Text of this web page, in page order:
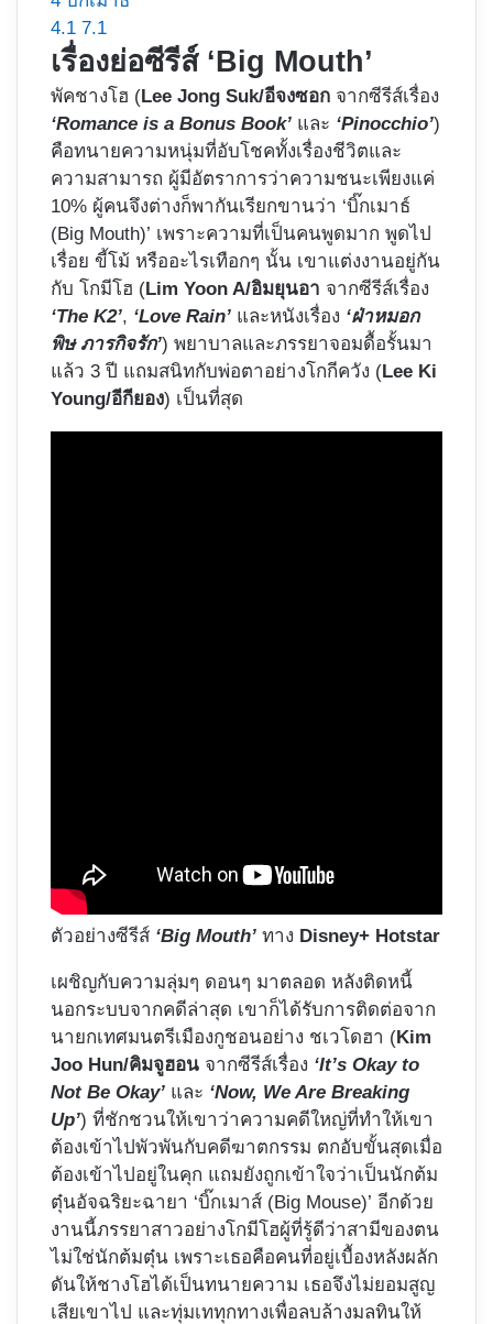
4.1 7.1
เรื่องย่อซีรีส์ ‘Big Mouth’
พัคชางโฮ (Lee Jong Suk/อีจงซอก จากซีรีส์เรื่อง
‘Romance is a Bonus Book’ และ ‘Pinocchio’)
คือทนายความหนุ่มที่อับโชคทั้งเรื่องชีวิตและ
ความสามารถ ผู้มีอัตราการว่าความชนะเพียงแค่
10% ผู้คนจึงต่างก็พากันเรียกขานว่า ‘บิ๊กเมาธ์
(Big Mouth)’ เพราะความที่เป็นคนพูดมาก พูดไป
เรื่อย ขี้โม้ หรืออะไรเทือกๆ นั้น เขาแต่งงานอยู่กัน
กับ โกมีโฮ (Lim Yoon A/อิมยุนอา จากซีรีส์เรื่อง
‘The K2’, ‘Love Rain’ และหนังเรื่อง ‘ฝ่าหมอก
พิษ ภารกิจรัก’) พยาบาลและภรรยาจอมดื้อรั้นมา
แล้ว 3 ปี แถมสนิทกับพ่อตาอย่างโกกีควัง (Lee Ki
Young/อีกียอง) เป็นที่สุด
ตัวอย่างซีรีส์ ‘Big Mouth’ ทาง Disney+ Hotstar
เผชิญกับความลุ่มๆ ดอนๆ มาตลอด หลังติดหนี้
นอกระบบจากคดีล่าสุด เขาก็ได้รับการติดต่อจาก
นายกเทศมนตรีเมืองกูชอนอย่าง ชเวโดฮา (Kim
Joo Hun/คิมจูฮอน จากซีรีส์เรื่อง ‘It’s Okay to
Not Be Okay’ และ ‘Now, We Are Breaking
Up’) ที่ชักชวนให้เขาว่าความคดีใหญ่ที่ทำให้เขา
ต้องเข้าไปพัวพันกับคดีฆาตกรรม ตกอับขั้นสุดเมื่อ
ต้องเข้าไปอยู่ในคุก แถมยังถูกเข้าใจว่าเป็นนักต้ม
ตุ๋นอัจฉริยะฉายา ‘บิ๊กเมาส์ (Big Mouse)’ อีกด้วย
งานนี้ภรรยาสาวอย่างโกมีโฮผู้ที่รู้ดีว่าสามีของตน
ไม่ใช่นักต้มตุ๋น เพราะเธอคือคนที่อยู่เบื้องหลังผลัก
ดันให้ชางโฮได้เป็นทนายความ เธอจึงไม่ยอมสูญ
เสียเขาไป และทุ่มเททุกทางเพื่อลบล้างมลทินให้